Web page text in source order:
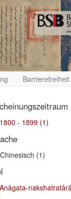
Barrierefreiheit
1800 - 1899 (1)
Chinesisch (1)
Anâgata-